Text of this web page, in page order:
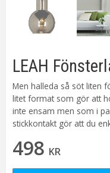
LEAH
Men halleda så söt liten
litet format som gör att
inte ensam men som i
stickkontakt gör att du
498 KR